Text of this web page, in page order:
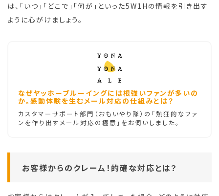
は、「いつ」「どこで」「何が」といった5W1Hの情報を引き出す
ように心がけましょう。
なぜヤッホーブルーイングには根強いファンが多いの
か。感動体験を生むメール対応の仕組みとは？
カスタマーサポート部門（おもいやり隊）の「熱狂的なファ
ンを作り出すメール対応の極意」をお伺いしました。
お客様からのクレーム！的確な対応とは？